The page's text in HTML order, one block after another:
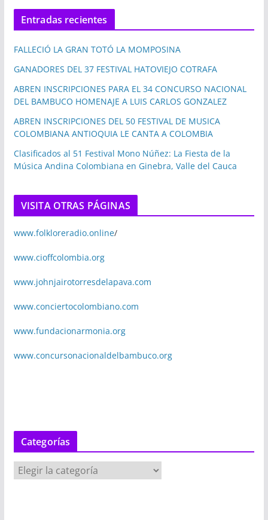
Entradas recientes
FALLECIÓ LA GRAN TOTÓ LA MOMPOSINA
GANADORES DEL 37 FESTIVAL HATOVIEJO COTRAFA
ABREN INSCRIPCIONES PARA EL 34 CONCURSO NACIONAL
DEL BAMBUCO HOMENAJE A LUIS CARLOS GONZALEZ
ABREN INSCRIPCIONES DEL 50 FESTIVAL DE MUSICA
COLOMBIANA ANTIOQUIA LE CANTA A COLOMBIA
Clasificados al 51 Festival Mono Núñez: La Fiesta de la
Música Andina Colombiana en Ginebra, Valle del Cauca
VISITA OTRAS PÁGINAS
www.folkloreradio.online/
www.cioffcolombia.org
www.johnjairotorresdelapava.com
www.conciertocolombiano.com
www.fundacionarmonia.org
www.concursonacionaldelbambuco.org
Categorías